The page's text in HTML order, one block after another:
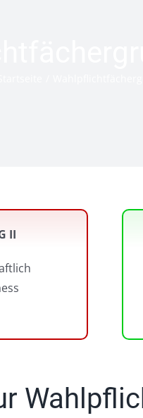
II